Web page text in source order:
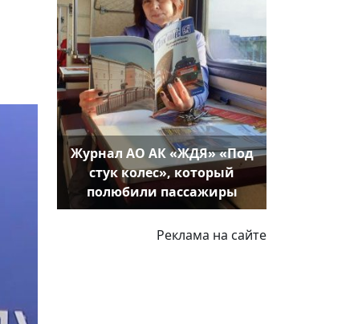
Журнал АО АК «ЖДЯ» «Под
стук колес», который
полюбили пассажиры
Реклама на сайте